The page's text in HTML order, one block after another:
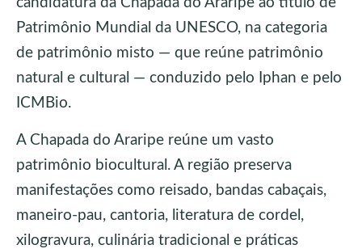
Patrimônio Mundial da UNESCO, na categoria
de patrimônio misto — que reúne patrimônio
natural e cultural — conduzido pelo Iphan e pelo
ICMBio.
A Chapada do Araripe reúne um vasto
patrimônio biocultural. A região preserva
manifestações como reisado, bandas cabaçais,
maneiro-pau, cantoria, literatura de cordel,
xilogravura, culinária tradicional e práticas